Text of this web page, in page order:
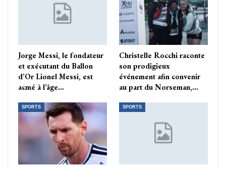
Jorge Messi, le fondateur
et exécutant du Ballon
d’Or Lionel Messi, est
acmé à l’âge…
Christelle Rocchi raconte
son prodigieux
événement afin convenir
au part du Norseman,…
SPORTS SPORTS